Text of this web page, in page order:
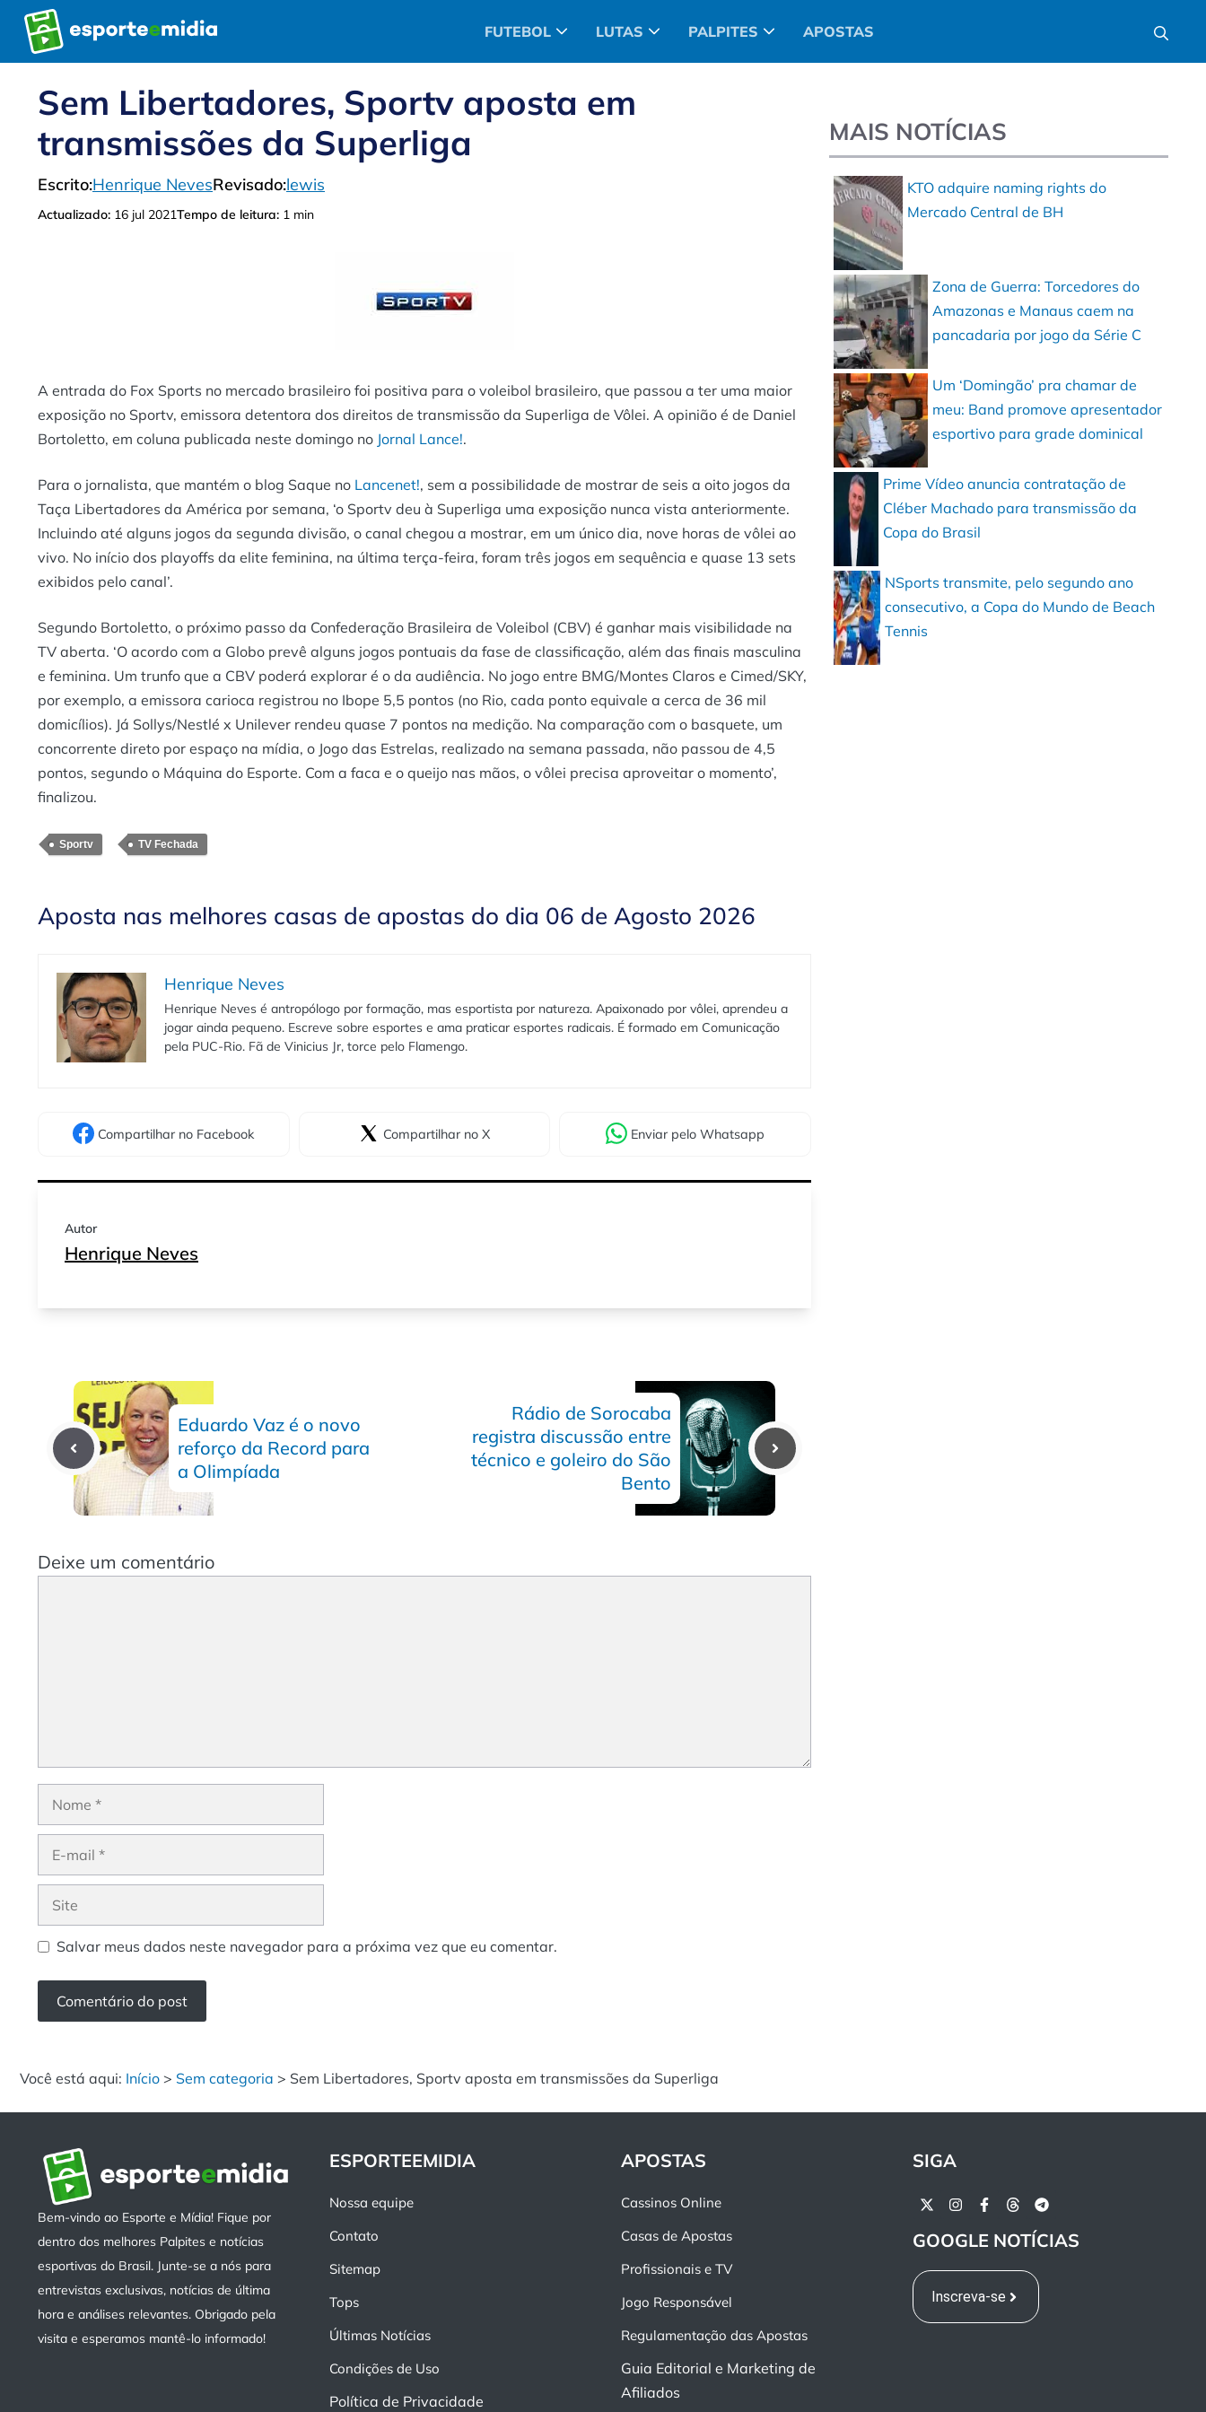
Pular
para
o
FUTEBOL LUTAS PALPITES APOSTAS
Sem Libertadores, Sportv aposta em
transmissões da Superliga
Escrito:Henrique NevesRevisado:lewis
Actualizado: 16 jul 2021Tempo de leitura: 1 min
A entrada do Fox Sports no mercado brasileiro foi positiva para o voleibol brasileiro, que passou a ter uma maior
exposição no Sportv, emissora detentora dos direitos de transmissão da Superliga de Vôlei. A opinião é de Daniel
Bortoletto, em coluna publicada neste domingo no Jornal Lance!.
Para o jornalista, que mantém o blog Saque no Lancenet!, sem a possibilidade de mostrar de seis a oito jogos da
Taça Libertadores da América por semana, ‘o Sportv deu à Superliga uma exposição nunca vista anteriormente.
Incluindo até alguns jogos da segunda divisão, o canal chegou a mostrar, em um único dia, nove horas de vôlei ao
vivo. No início dos playoffs da elite feminina, na última terça-feira, foram três jogos em sequência e quase 13 sets
exibidos pelo canal’.
Segundo Bortoletto, o próximo passo da Confederação Brasileira de Voleibol (CBV) é ganhar mais visibilidade na
TV aberta. ‘O acordo com a Globo prevê alguns jogos pontuais da fase de classificação, além das finais masculina
e feminina. Um trunfo que a CBV poderá explorar é o da audiência. No jogo entre BMG/Montes Claros e Cimed/SKY,
por exemplo, a emissora carioca registrou no Ibope 5,5 pontos (no Rio, cada ponto equivale a cerca de 36 mil
domicílios). Já Sollys/Nestlé x Unilever rendeu quase 7 pontos na medição. Na comparação com o basquete, um
concorrente direto por espaço na mídia, o Jogo das Estrelas, realizado na semana passada, não passou de 4,5
pontos, segundo o Máquina do Esporte. Com a faca e o queijo nas mãos, o vôlei precisa aproveitar o momento’,
finalizou.
Sportv TV Fechada
Aposta nas melhores casas de apostas do dia 06 de Agosto 2026
Henrique Neves
Henrique Neves é antropólogo por formação, mas esportista por natureza. Apaixonado por vôlei, aprendeu a
jogar ainda pequeno. Escreve sobre esportes e ama praticar esportes radicais. É formado em Comunicação
pela PUC-Rio. Fã de Vinicius Jr, torce pelo Flamengo.
Compartilhar no Facebook Compartilhar no X Enviar pelo Whatsapp
Autor
Henrique Neves
Eduardo Vaz é o novo
reforço da Record para
a Olimpíada
Rádio de Sorocaba
registra discussão entre
técnico e goleiro do São
Bento
Deixe um comentário
Nome
Site
Salvar meus dados neste navegador para a próxima vez que eu comentar.
MAIS NOTÍCIAS
KTO adquire naming rights do
Mercado Central de BH
Zona de Guerra: Torcedores do
Amazonas e Manaus caem na
pancadaria por jogo da Série C
Um ‘Domingão’ pra chamar de
meu: Band promove apresentador
esportivo para grade dominical
Prime Vídeo anuncia contratação de
Cléber Machado para transmissão da
Copa do Brasil
NSports transmite, pelo segundo ano
consecutivo, a Copa do Mundo de Beach
Tennis
Você está aqui: Início > Sem categoria > Sem Libertadores, Sportv aposta em transmissões da Superliga
Bem-vindo ao Esporte e Mídia! Fique por
dentro dos melhores Palpites e notícias
esportivas do Brasil. Junte-se a nós para
entrevistas exclusivas, notícias de última
hora e análises relevantes. Obrigado pela
visita e esperamos mantê-lo informado!
ESPORTEEMIDIA
Nossa equipe
Contato
Sitemap
Tops
Últimas Notícias
Condições de Uso
Política de Privacidade
APOSTAS
Cassinos Online
Casas de Apostas
Profissionais e TV
Jogo Responsável
Regulamentação das Apostas
Guia Editorial e Marketing de
Afiliados
SIGA
GOOGLE NOTÍCIAS
Inscreva-se